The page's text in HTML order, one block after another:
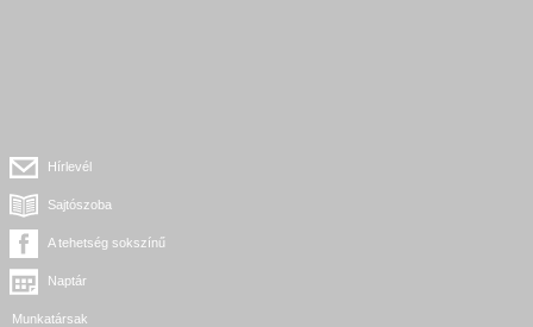
Hírlevél
Sajtószoba
A tehetség sokszínű
Naptár
Munkatársak